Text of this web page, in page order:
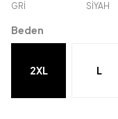
GRİ SİYAH
Beden
2XL L